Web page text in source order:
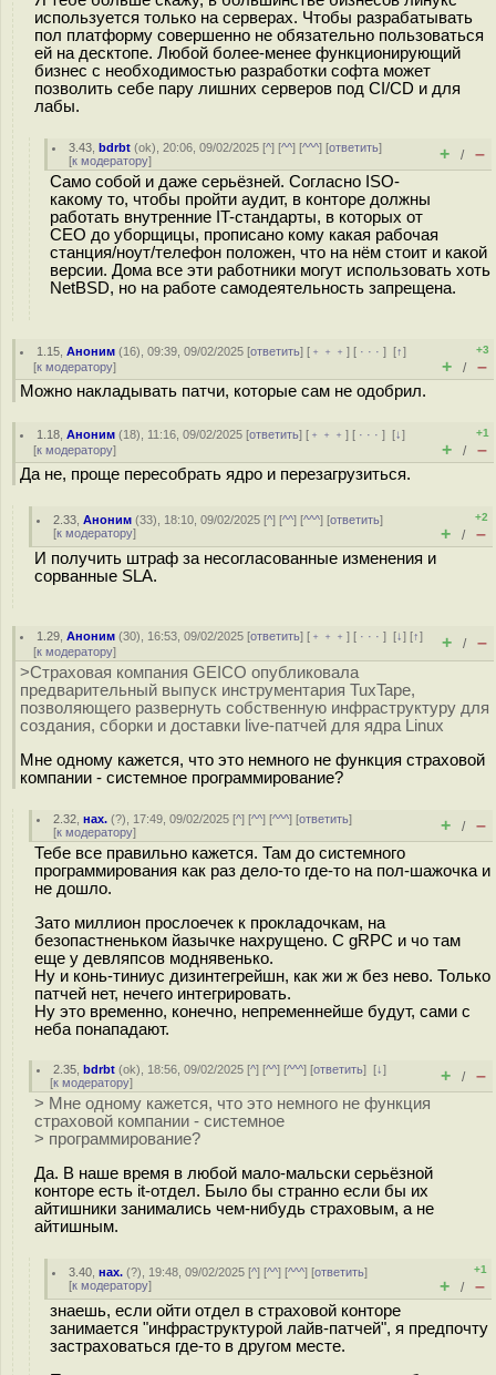
используется только на серверах. Чтобы разрабатывать
пол платформу совершенно не обязательно пользоваться
ей на десктопе. Любой более-менее функционирующий
бизнес с необходимостью разработки софта может
позволить себе пару лишних серверов под CI/CD и для
лабы.
3.43 ,bdrbt (ok), 20:06, 09/02/2025 [^] [^^] [^^^] [ответить]
[к модератору] + / –
Само собой и даже серьёзней. Согласно ISO-
какому то, чтобы пройти аудит, в конторе должны
работать внутренние IT-cтандарты, в которых от
CEO до уборщицы, прописано кому какая рабочая
станция/ноут/телефон положен, что на нём стоит и какой
версии. Дома все эти работники могут использовать хоть
NetBSD, но на работе самодеятельность запрещена.
1.15 ,Аноним (16), 09:39, 09/02/2025 [ответить] [ ﹢﹢﹢] [ · · ·][↑]
[к модератору]
+3
+ / –
Можно накладывать патчи, которые сам не одобрил.
1.18 ,Аноним (18), 11:16, 09/02/2025 [ответить] [ ﹢﹢﹢] [ · · ·][↓]
[к модератору]
+1
+ / –
Да не, проще пересобрать ядро и перезагрузиться.
2.33 ,Аноним (33), 18:10, 09/02/2025 [^] [^^] [^^^] [ответить]
[к модератору]
+2
+ / –
И получить штраф за несогласованные изменения и
сорванные SLA.
1.29 ,Аноним (30), 16:53, 09/02/2025 [ответить] [ ﹢﹢﹢] [ · · ·][↓] [↑]
[к модератору] + / –
>Страховая компания GEICO опубликовала
предварительный выпуск инструментария TuxTape,
позволяющего развернуть собственную инфраструктуру для
создания, сборки и доставки live-патчей для ядра Linux
Мне одному кажется, что это немного не функция страховой
компании - системное программирование?
2.32 ,нах. (?), 17:49, 09/02/2025 [^] [^^] [^^^] [ответить]
[к модератору] + / –
Тебе все правильно кажется. Там до системного
программирования как раз дело-то где-то на пол-шажочка и
не дошло.
Зато миллион прослоечек к прокладочкам, на
безопастненьком йазычке нахрущено. C gRPC и чо там
еще у девляпсов моднявенько.
Ну и конь-тиниус дизинтегрейшн, как жи ж без нево. Только
патчей нет, нечего интегрировать.
Ну это временно, конечно, непременнейше будут, сами с
неба понападают.
2.35 ,bdrbt (ok), 18:56, 09/02/2025 [^] [^^] [^^^] [ответить][↓]
[к модератору] + / –
> Мне одному кажется, что это немного не функция
страховой компании - системное
> программирование?
Да. В наше время в любой мало-мальски серьёзной
конторе есть it-отдел. Было бы странно если бы их
айтишники занимались чем-нибудь страховым, а не
айтишным.
3.40 ,нах. (?), 19:48, 09/02/2025 [^] [^^] [^^^] [ответить]
[к модератору]
+1
+ / –
знаешь, если ойти отдел в страховой конторе
занимается "инфраструктурой лайв-патчей", я предпочту
застраховаться где-то в другом месте.